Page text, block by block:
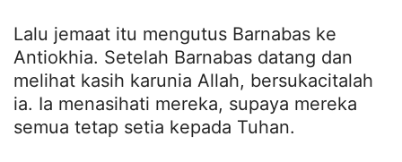
Lalu jemaat itu mengutus Barnabas ke
Antiokhia. Setelah Barnabas datang dan
melihat kasih karunia Allah, bersukacitalah
ia. Ia menasihati mereka, supaya mereka
semua tetap setia kepada Tuhan.